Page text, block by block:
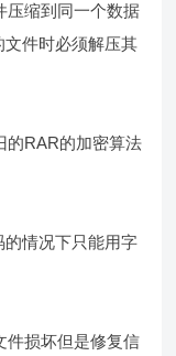
压缩到同一个数据
件时必须解压其
的RAR的加密算法
情况下只能用字
件损坏但是修复信